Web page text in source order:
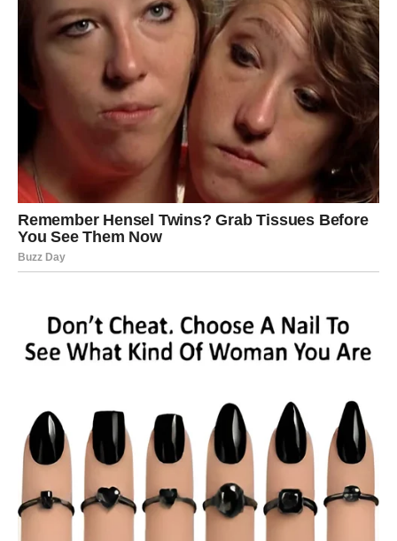
Neko im pomaže da poveruju u sebe.
Neko ih podiže.
Neko ih vodi ka novoj verziji života.
Finansijski skok i stabilnost
Iako deluje neverovatno, Ribe su u 2025. među najvećim
srećnicima kada su finansije u pitanju.
Očekuje ih:
ulazak u posao koji cveta,
Ribe ulaze u fazu u kojoj život konačno počinje da liči na
ono što su uvek osećale da zaslužuju.
VAGA – Pravda, mir i nagrada